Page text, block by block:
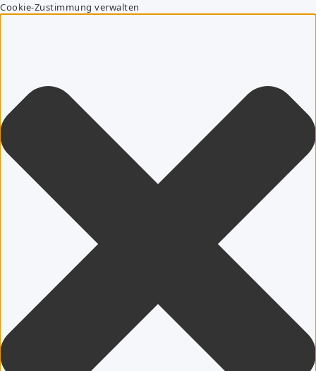
Cookie-Zustimmung verwalten